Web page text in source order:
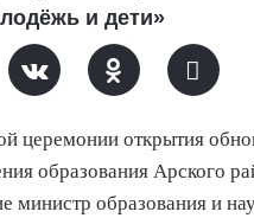
и дети»
церемонии открытия
образования Арского
министр образования и